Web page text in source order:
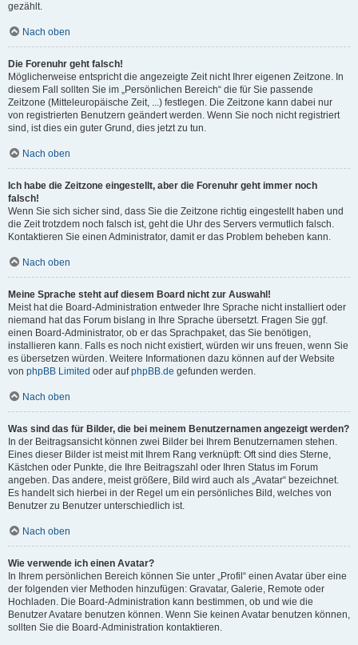
gezählt.
Nach oben
Die Forenuhr geht falsch!
Möglicherweise entspricht die angezeigte Zeit nicht Ihrer eigenen Zeitzone. In
diesem Fall sollten Sie im „Persönlichen Bereich“ die für Sie passende
Zeitzone (Mitteleuropäische Zeit, ...) festlegen. Die Zeitzone kann dabei nur
von registrierten Benutzern geändert werden. Wenn Sie noch nicht registriert
sind, ist dies ein guter Grund, dies jetzt zu tun.
Nach oben
Ich habe die Zeitzone eingestellt, aber die Forenuhr geht immer noch
falsch!
Wenn Sie sich sicher sind, dass Sie die Zeitzone richtig eingestellt haben und
die Zeit trotzdem noch falsch ist, geht die Uhr des Servers vermutlich falsch.
Kontaktieren Sie einen Administrator, damit er das Problem beheben kann.
Nach oben
Meine Sprache steht auf diesem Board nicht zur Auswahl!
Meist hat die Board-Administration entweder Ihre Sprache nicht installiert oder
niemand hat das Forum bislang in Ihre Sprache übersetzt. Fragen Sie ggf.
einen Board-Administrator, ob er das Sprachpaket, das Sie benötigen,
installieren kann. Falls es noch nicht existiert, würden wir uns freuen, wenn Sie
es übersetzen würden. Weitere Informationen dazu können auf der Website
von phpBB Limited oder aufphpBB.de gefunden werden.
Nach oben
Was sind das für Bilder, die bei meinem Benutzernamen angezeigt werden?
In der Beitragsansicht können zwei Bilder bei Ihrem Benutzernamen stehen.
Eines dieser Bilder ist meist mit Ihrem Rang verknüpft: Oft sind dies Sterne,
Kästchen oder Punkte, die Ihre Beitragszahl oder Ihren Status im Forum
angeben. Das andere, meist größere, Bild wird auch als „Avatar“ bezeichnet.
Es handelt sich hierbei in der Regel um ein persönliches Bild, welches von
Benutzer zu Benutzer unterschiedlich ist.
Nach oben
Wie verwende ich einen Avatar?
In Ihrem persönlichen Bereich können Sie unter „Profil“ einen Avatar über eine
der folgenden vier Methoden hinzufügen: Gravatar, Galerie, Remote oder
Hochladen. Die Board-Administration kann bestimmen, ob und wie die
Benutzer Avatare benutzen können. Wenn Sie keinen Avatar benutzen können,
sollten Sie die Board-Administration kontaktieren.